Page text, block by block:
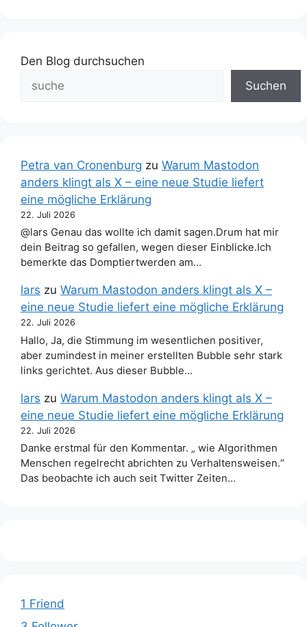
Den Blog durchsuchen
Suchen
Petra van Cronenburg zu Warum Mastodon
anders klingt als X – eine neue Studie liefert
eine mögliche Erklärung
22. Juli 2026
@lars Genau das wollte ich damit sagen.Drum hat mir
dein Beitrag so gefallen, wegen dieser Einblicke.Ich
bemerkte das Domptiertwerden am…
lars zu Warum Mastodon anders klingt als X –
eine neue Studie liefert eine mögliche Erklärung
22. Juli 2026
Hallo, Ja, die Stimmung im wesentlichen positiver,
aber zumindest in meiner erstellten Bubble sehr stark
links gerichtet. Aus dieser Bubble…
lars zu Warum Mastodon anders klingt als X –
eine neue Studie liefert eine mögliche Erklärung
22. Juli 2026
Danke erstmal für den Kommentar. „ wie Algorithmen
Menschen regelrecht abrichten zu Verhaltensweisen.“
Das beobachte ich auch seit Twitter Zeiten…
1 Friend